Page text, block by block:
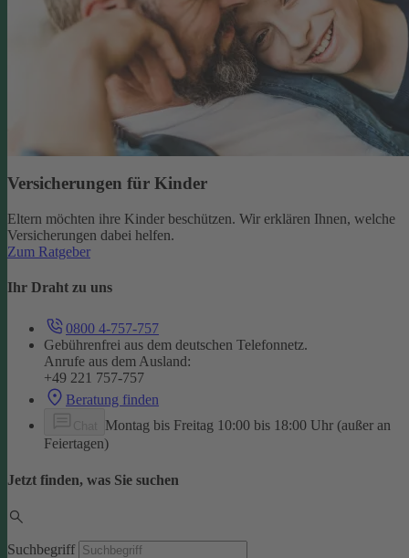
Versicherungen für Kinder
Eltern möchten ihre Kinder beschützen. Wir erklären Ihnen, welche
Versicherungen dabei helfen.
Zum Ratgeber
Ihr Draht zu uns
0800 4-757-757
Gebührenfrei aus dem deutschen Telefonnetz.
Anrufe aus dem Ausland:
+49 221 757-757
Beratung finden
Montag bis Freitag 10:00 bis 18:00 Uhr (außer an
Feiertagen)
Jetzt finden, was Sie suchen
Suchbegriff